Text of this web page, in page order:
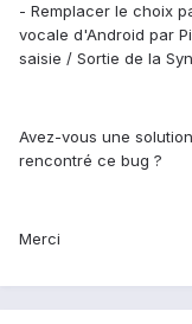
- Remplacer le choix
vocale d'Android par
saisie / Sortie de la
Avez-vous une
rencontré ce bug ?
Merci